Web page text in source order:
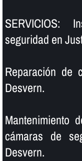
SERVICIOS:
seguridad en
Reparación de
Desvern.
Mantenimiento
cámaras de
Desvern.